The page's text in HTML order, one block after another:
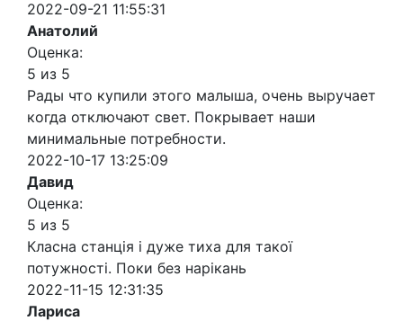
2022-09-21 11:55:31
Анатолий
Оценка:
5 из 5
Рады что купили этого малыша, очень выручает
когда отключают свет. Покрывает наши
минимальные потребности.
2022-10-17 13:25:09
Давид
Оценка:
5 из 5
Класна станція і дуже тиха для такої
потужності. Поки без нарікань
2022-11-15 12:31:35
Лариса